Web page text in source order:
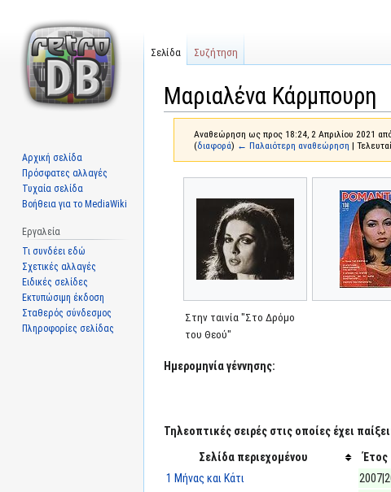
Μαριαλένα Κάρμπουρη
Αναθεώρηση ως προς 18:24, 2 Απριλίου 2021
(διαφορά) ← Παλαιότερη αναθεώρηση |
Στην ταινία "Στο Δρόμο
του Θεού"
Ημερομηνία γέννησης:
Τηλεοπτικές σειρές στις οποίες έχει
Σελίδα περιεχομένου
Έτος
1 Μήνας και Κάτι
Σελίδα Συζήτηση
Αρχική σελίδα
Πρόσφατες αλλαγές
Τυχαία σελίδα
Βοήθεια για το MediaWiki
Εργαλεία
Τι συνδέει εδώ
Σχετικές αλλαγές
Ειδικές σελίδες
Εκτυπώσιμη έκδοση
Σταθερός σύνδεσμος
Πληροφορίες σελίδας